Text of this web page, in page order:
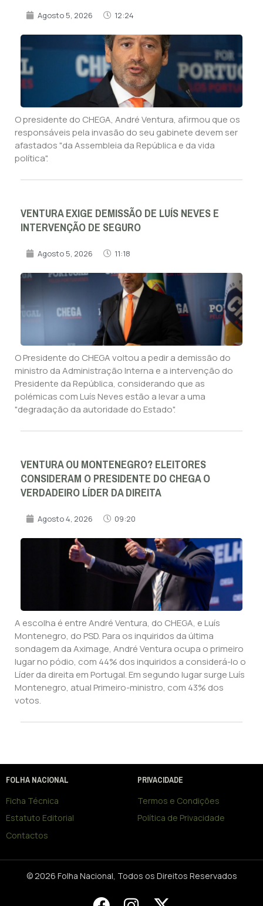
Agosto 5, 2026 12:24
O presidente do CHEGA, André Ventura, afirmou que os
responsáveis pela invasão do seu gabinete devem ser
afastados "da Assembleia da República e da vida
política".
VENTURA EXIGE DEMISSÃO DE LUÍS NEVES E
INTERVENÇÃO DE SEGURO
Agosto 5, 2026 11:18
O Presidente do CHEGA voltou a pedir a demissão do
ministro da Administração Interna e a intervenção do
Presidente da República, considerando que as
polémicas com Luís Neves estão a levar a uma
"degradação da autoridade do Estado".
VENTURA OU MONTENEGRO? ELEITORES
CONSIDERAM O PRESIDENTE DO CHEGA O
VERDADEIRO LÍDER DA DIREITA
Agosto 4, 2026 09:20
A escolha é entre André Ventura, do CHEGA, e Luís
Montenegro, do PSD. Para os inquiridos da última
sondagem da Aximage, André Ventura ocupa o primeiro
lugar no pódio, com 44% dos inquiridos a considerá-lo o
Líder da direita em Portugal. Em segundo lugar surge Luís
Montenegro, atual Primeiro-ministro, com 43% dos
votos.
FOLHA NACIONAL
Ficha Técnica
Estatuto Editorial
Contactos
PRIVACIDADE
Termos e Condições
Política de Privacidade
© 2026 Folha Nacional, Todos os Direitos Reservados